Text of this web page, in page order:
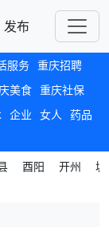
发布
服务 重庆招聘
美食 重庆社保
企业 女人 药品
酉阳 开州